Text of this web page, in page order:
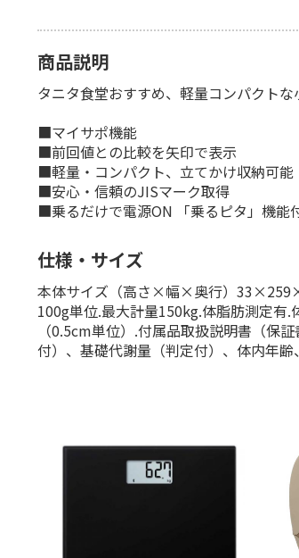
商品説明
タニタ食堂おすすめ、軽量コンパクトな
■マイサポ機能
■前回値との比較を矢印で表示
■軽量・コンパクト、立てかけ収納可能
■安心・信頼のJISマーク取得
■乗るだけで電源ON 「乗るピタ」機能
仕様・サイズ
本体サイズ（高さ×幅×奥行）
100g単位.最大計量150kg.体脂肪測定有
（0.5cm単位）.付属品取扱説明書（保
付）、基礎代謝量（判定付）、体内年齢